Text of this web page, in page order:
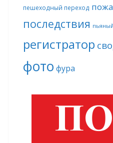
пешеходный переход
последствия пьяный
регистратор
фото фура